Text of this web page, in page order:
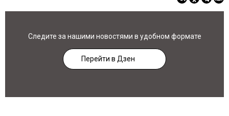
Следите за нашими новостями в удобном формате
Перейти в Дзен